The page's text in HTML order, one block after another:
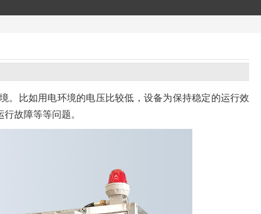
。比如用电环境的电压比较低，设备为保持稳定的运行效
故障等等问题。